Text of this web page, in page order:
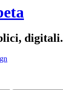
digitali.